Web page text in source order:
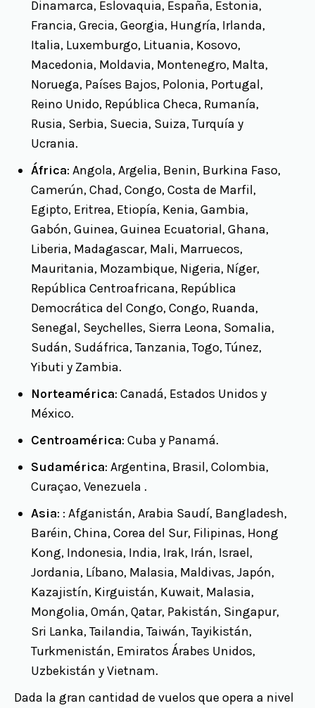
Dinamarca, Eslovaquia, España, Estonia,
Francia, Grecia, Georgia, Hungría, Irlanda,
Italia, Luxemburgo, Lituania, Kosovo,
Macedonia, Moldavia, Montenegro, Malta,
Noruega, Países Bajos, Polonia, Portugal,
Reino Unido, República Checa, Rumanía,
Rusia, Serbia, Suecia, Suiza, Turquía y
Ucrania.
África: Angola, Argelia, Benin, Burkina Faso,
Camerún, Chad, Congo, Costa de Marfil,
Egipto, Eritrea, Etiopía, Kenia, Gambia,
Gabón, Guinea, Guinea Ecuatorial, Ghana,
Liberia, Madagascar, Mali, Marruecos,
Mauritania, Mozambique, Nigeria, Níger,
República Centroafricana, República
Democrática del Congo, Congo, Ruanda,
Senegal, Seychelles, Sierra Leona, Somalia,
Sudán, Sudáfrica, Tanzania, Togo, Túnez,
Yibuti y Zambia.
Norteamérica: Canadá, Estados Unidos y
México.
Centroamérica: Cuba y Panamá.
Sudamérica: Argentina, Brasil, Colombia,
Curaçao, Venezuela .
Asia: : Afganistán, Arabia Saudí, Bangladesh,
Baréin, China, Corea del Sur, Filipinas, Hong
Kong, Indonesia, India, Irak, Irán, Israel,
Jordania, Líbano, Malasia, Maldivas, Japón,
Kazajistín, Kirguistán, Kuwait, Malasia,
Mongolia, Omán, Qatar, Pakistán, Singapur,
Sri Lanka, Tailandia, Taiwán, Tayikistán,
Turkmenistán, Emiratos Árabes Unidos,
Uzbekistán y Vietnam.
Dada la gran cantidad de vuelos que opera a nivel